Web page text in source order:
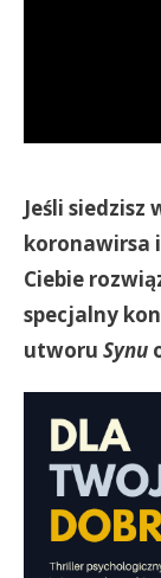
Jeśli
koronawirsa
Ciebie
specjalny
utworu Synu